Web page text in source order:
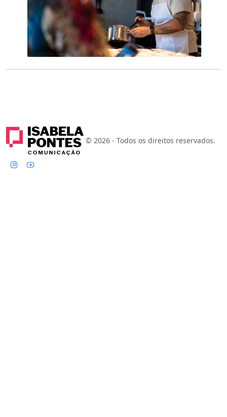
© 2026 - Todos os direitos reservados.